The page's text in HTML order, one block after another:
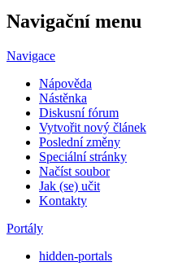
Navigační menu
Navigace
Nápověda
Nástěnka
Diskusní fórum
Vytvořit nový článek
Poslední změny
Speciální stránky
Načíst soubor
Jak (se) učit
Kontakty
Portály
hidden-portals